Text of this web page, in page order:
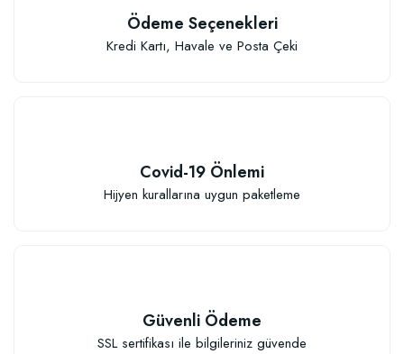
Ödeme Seçenekleri
Kredi Kartı, Havale ve Posta Çeki
Covid-19 Önlemi
Hijyen kurallarına uygun paketleme
Güvenli Ödeme
SSL sertifikası ile bilgileriniz güvende